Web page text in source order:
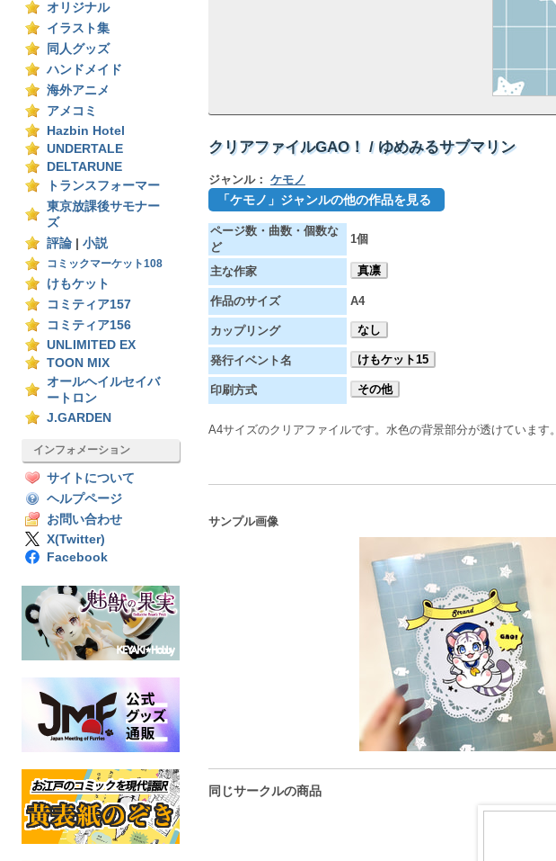
オリジナル
イラスト集
同人グッズ
ハンドメイド
海外アニメ
アメコミ
Hazbin Hotel
UNDERTALE
DELTARUNE
トランスフォーマー
東京放課後サモナー
ズ
評論
小説
コミックマーケット108
けもケット
コミティア157
コミティア156
UNLIMITED EX
TOON MIX
オールヘイルセイバ
ートロン
J.GARDEN
インフォメーション
サイトについて
ヘルプページ
お問い合わせ
X(Twitter)
Facebook
クリアファイルGAO！ / ゆめみるサブマリン
ジャンル： ケモノ
「ケモノ」ジャンルの他の作品を見る
ページ数・曲数・個数な
ど
1個
主な作家 真凛
作品のサイズ A4
カップリング なし
発行イベント名 けもケット15
印刷方式 その他
A4サイズのクリアファイルです。水色の背景部分が透けています。
サンプル画像
同じサークルの商品